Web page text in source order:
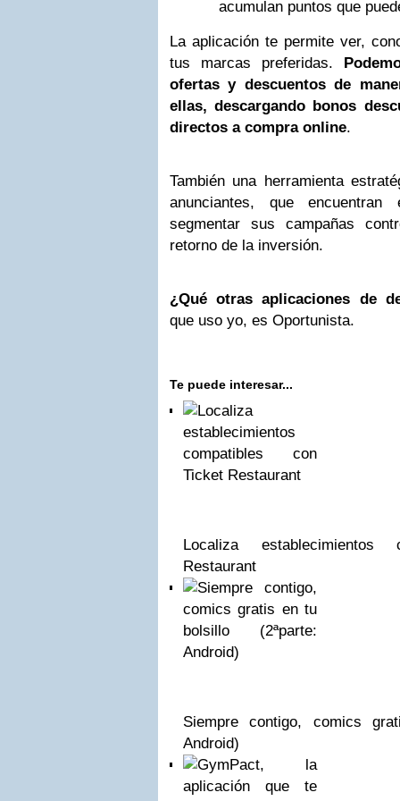
acumulan puntos que
La aplicación te permite ver,
tus marcas preferidas.
ofertas y descuentos de
ellas, descargando bonos
directos a compra online.
También una herramienta
anunciantes, que
segmentar sus campañas
retorno de la inversión.
¿Qué otras aplicaciones de
que uso yo, es Oportunista.
Te puede interesar...
Localiza
Restaurant
Siempre contigo, comics
Android)